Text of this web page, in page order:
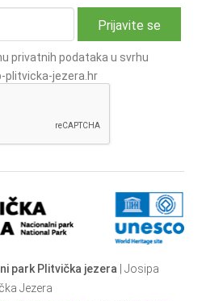
privatnih podataka u svrhu
plitvicka-jezera.hr
park Plitvička jezera| Josipa
Jezera